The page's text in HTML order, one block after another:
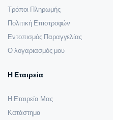
Τρόποι Πληρωμής
Πολιτική Επιστροφών
Εντοπισμός Παραγγελίας
Ο λογαριασμός μου
Η Εταιρεία
Η Εταιρεία Μας
Κατάστημα